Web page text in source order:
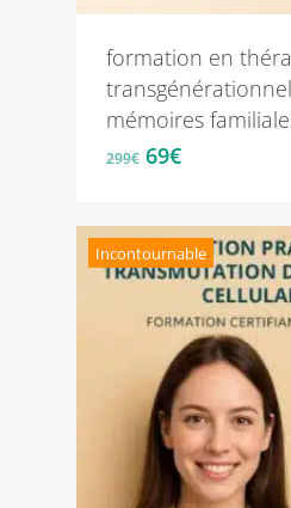
formation en
mémoires
299€ Le
était :
299€.
69€Le
est :
69€.
Incontournable